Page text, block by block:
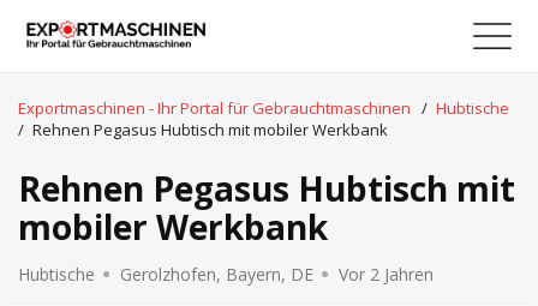
Exportmaschinen - Ihr Portal für Gebrauchtmaschinen / Hubtische
/ Rehnen Pegasus Hubtisch mit mobiler Werkbank
Rehnen Pegasus Hubtisch mit
mobiler Werkbank
Hubtische Gerolzhofen, Bayern, DE Vor 2 Jahren